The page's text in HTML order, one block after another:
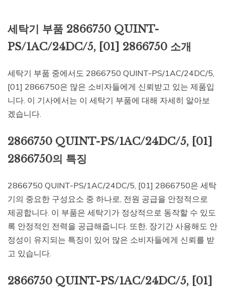
세탁기 부품 2866750 QUINT-
PS/1AC/24DC/5, [01] 2866750 소개
세탁기 부품 중에서도 2866750 QUINT-PS/1AC/24DC/5,
[01] 2866750은 많은 소비자들에게 신뢰받고 있는 제품입
니다. 이 기사에서는 이 세탁기 부품에 대해 자세히 알아보
겠습니다.
2866750 QUINT-PS/1AC/24DC/5, [01]
2866750의 특징
2866750 QUINT-PS/1AC/24DC/5, [01] 2866750은 세탁
기의 중요한 구성요소 중 하나로, 전원 공급을 안정적으로
제공합니다. 이 부품은 세탁기가 정상적으로 동작할 수 있도
록 안정적인 전력을 공급해줍니다. 또한, 장기간 사용해도 안
정성이 유지되는 특징이 있어 많은 소비자들에게 신뢰를 받
고 있습니다.
2866750 QUINT-PS/1AC/24DC/5, [01]